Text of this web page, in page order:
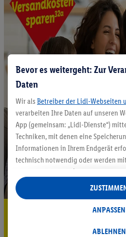
5.95 € Versand
Jetzt zum Newsletter
Bevor es weitergeht: Zur
Daten
Wir als Betreiber der Lidl-Webseiten
verarbeiten Ihre Daten auf unseren
App (gemeinsam: „Lidl-Dienste“)
Techniken, mit denen eine
Informationen in Ihrem Endgerät
technisch notwendig oder werden
auch durch Partner (u.a.
Verantwortliche; im Zusammenhang
insgesamt
Statistik-Erstellung oder für
Datenverarbeitungen für ABLEHNEN
ANPASSEN